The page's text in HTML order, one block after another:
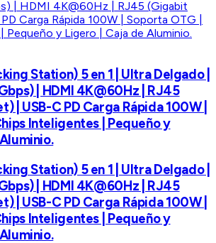
Station) 5 en 1 | Ultra Delgado |
| HDMI 4K@60Hz | RJ45
| USB-C PD Carga Rápida 100W |
Inteligentes | Pequeño y
Station) 5 en 1 | Ultra Delgado |
| HDMI 4K@60Hz | RJ45
| USB-C PD Carga Rápida 100W |
Inteligentes | Pequeño y